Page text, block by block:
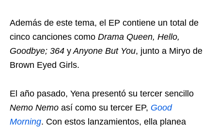
Además de este tema, el EP contiene un total de
cinco canciones como Drama Queen, Hello,
Goodbye; 364 yAnyone But You, junto a Miryo de
Brown Eyed Girls.
El año pasado, Yena presentó su tercer sencillo
Nemo Nemo así como su tercer EP, Good
Morning. Con estos lanzamientos, ella planea